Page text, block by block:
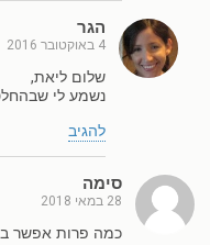
הגר
4 באוקטובר 2016
שלום ליאת,
נשמע לי
להגיב
סימה
28 במאי 2018
כמה פרות אפשר